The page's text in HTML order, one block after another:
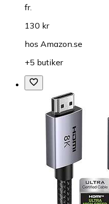
fr.
130 kr
hos Amazon.se
+5 butiker